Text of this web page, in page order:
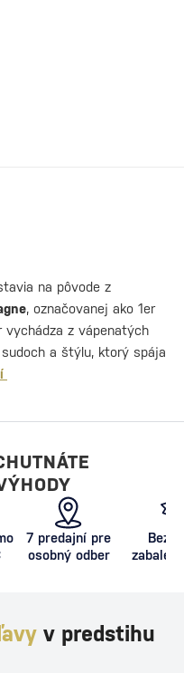
na pôvode z
, označovanej ako 1er
vychádza z vápenatých
a štýlu, ktorý spája
7 predajní pre
osobný odber
v predstihu